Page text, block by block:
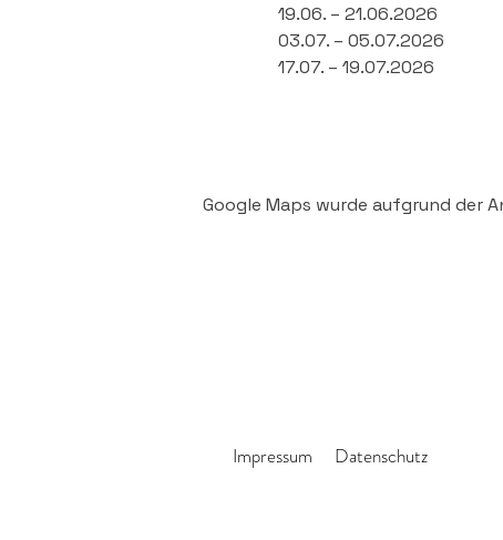
19.06. – 21.06.2026
03.07. – 05.07.2026
17.07. – 19.07.2026
Google Maps wurde aufgrund der
Impressum Datenschutz